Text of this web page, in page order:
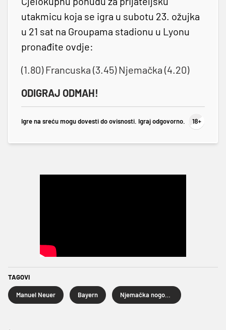
utakmicu koja se igra u subotu 23. ožujka
u 21 sat na Groupama stadionu u Lyonu
pronađite ovdje:
(1.80) Francuska (3.45) Njemačka (4.20)
ODIGRAJ ODMAH!
Igre na sreću mogu dovesti do ovisnosti. Igraj odgovorno.
TAGOVI
Manuel Neuer Bayern